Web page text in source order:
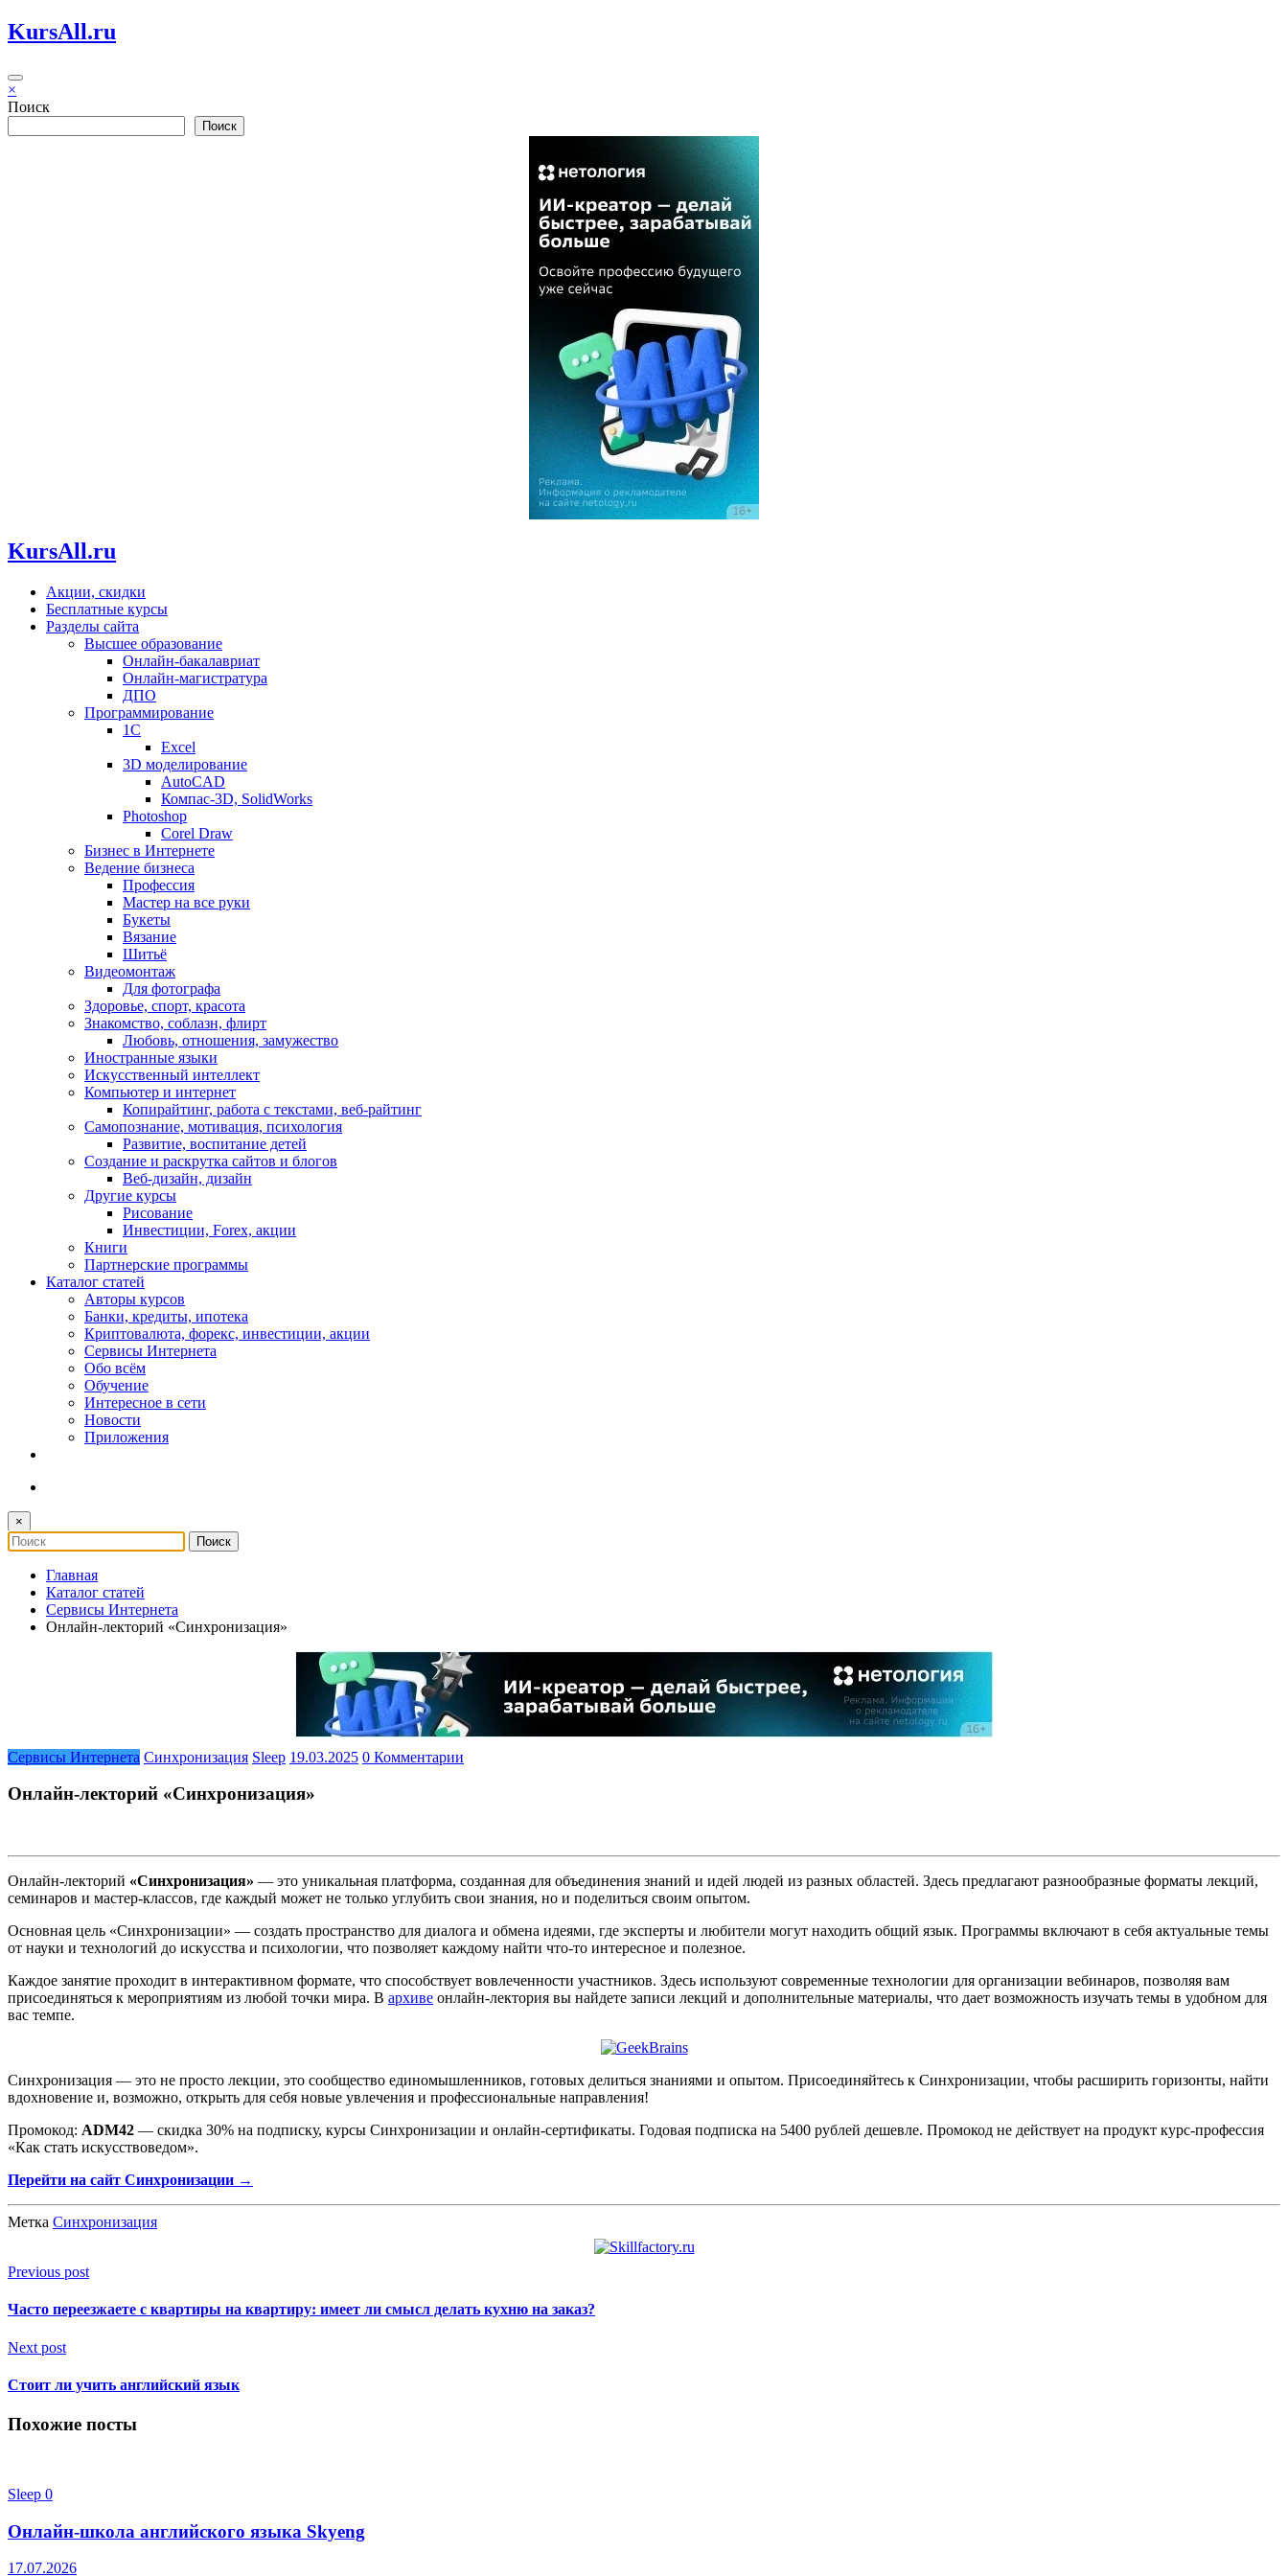
Перейти
к
KursAll.ru
×
Поиск
Поиск
KursAll.ru
Акции, скидки
Бесплатные курсы
Разделы сайта
Высшее образование
Онлайн-бакалавриат
Онлайн-магистратура
ДПО
Программирование
1С
Excel
3D моделирование
AutoCAD
Компас-3D, SolidWorks
Photoshop
Corel Draw
Бизнес в Интернете
Ведение бизнеса
Профессия
Мастер на все руки
Букеты
Вязание
Шитьё
Видеомонтаж
Для фотографа
Здоровье, спорт, красота
Знакомство, соблазн, флирт
Любовь, отношения, замужество
Иностранные языки
Искусственный интеллект
Компьютер и интернет
Копирайтинг, работа с текстами, веб-райтинг
Самопознание, мотивация, психология
Развитие, воспитание детей
Создание и раскрутка сайтов и блогов
Веб-дизайн, дизайн
Другие курсы
Рисование
Инвестиции, Forex, акции
Книги
Партнерские программы
Каталог статей
Авторы курсов
Банки, кредиты, ипотека
Криптовалюта, форекс, инвестиции, акции
Сервисы Интернета
Обо всём
Обучение
Интересное в сети
Новости
Приложения
×
Главная
Каталог статей
Сервисы Интернета
Онлайн-лекторий «Синхронизация»
Сервисы Интернета Синхронизация Sleep 19.03.2025 0 Комментарии
Онлайн-лекторий «Синхронизация»
Онлайн-лекторий «Синхронизация» — это уникальная платформа, созданная для объединения знаний и идей людей из разных областей. Здесь предлагают разнообразные форматы лекций,
семинаров и мастер-классов, где каждый может не только углубить свои знания, но и поделиться своим опытом.
Основная цель «Синхронизации» — создать пространство для диалога и обмена идеями, где эксперты и любители могут находить общий язык. Программы включают в себя актуальные темы
от науки и технологий до искусства и психологии, что позволяет каждому найти что-то интересное и полезное.
Каждое занятие проходит в интерактивном формате, что способствует вовлеченности участников. Здесь используют современные технологии для организации вебинаров, позволяя вам
присоединяться к мероприятиям из любой точки мира. В архиве онлайн-лектория вы найдете записи лекций и дополнительные материалы, что дает возможность изучать темы в удобном для
вас темпе.
Синхронизация — это не просто лекции, это сообщество единомышленников, готовых делиться знаниями и опытом. Присоединяйтесь к Синхронизации, чтобы расширить горизонты, найти
вдохновение и, возможно, открыть для себя новые увлечения и профессиональные направления!
Промокод: ADM42 — скидка 30% на подписку, курсы Синхронизации и онлайн-сертификаты. Годовая подписка на 5400 рублей дешевле. Промокод не действует на продукт курс-профессия
«Как стать искусствоведом».
Перейти на сайт Синхронизации →
Метка Синхронизация
Previous post
Часто переезжаете с квартиры на квартиру: имеет ли смысл делать кухню на заказ?
Next post
Стоит ли учить английский язык
Похожие посты
Sleep 0
Онлайн-школа английского языка Skyeng
17.07.2026